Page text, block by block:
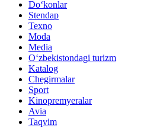
Do‘konlar
Stendap
Texno
Moda
Media
O‘zbekistondagi turizm
Katalog
Chegirmalar
Sport
Kinopremyeralar
Avia
Taqvim